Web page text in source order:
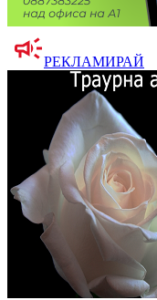
РЕКЛАМИРАЙ